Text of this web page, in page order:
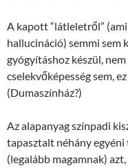
A kapott “látleletről”
hallucináció) semmi sem
gyógyításhoz készül,
cselekvőképesség sem,
(Dumaszínház?)
Az alapanyag színpadi
tapasztalt néhány
(legalább magamnak)